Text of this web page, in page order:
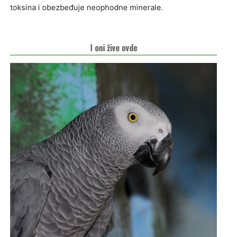
toksina i obezbeđuje neophodne minerale.
I oni žive ovde